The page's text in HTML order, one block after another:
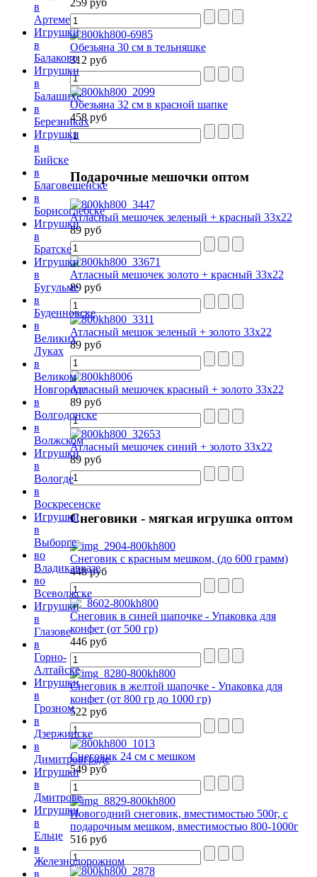
259 руб
Обезьяна 30 см в тельняшке
312 руб
Обезьяна 32 см в красной шапке
458 руб
Подарочныемешочки оптом
Атласный мешочек зеленый + красный 33х22
89 руб
Атласный мешочек золото + красный 33х22
89 руб
Атласный мешок зеленый + золото 33х22
89 руб
Атласный мешочек красный + золото 33х22
89 руб
Атласный мешочек синий + золото 33х22
89 руб
Снеговики- мягкая игрушка оптом
Снеговик с красным мешком, (до 600 грамм)
448 руб
Снеговик в синей шапочке - Упаковка для
конфет (от 500 гр)
446 руб
Снеговик в желтой шапочке - Упаковка для
конфет (от 800 гр до 1000 гр)
522 руб
Снеговик 24 см с мешком
549 руб
Новогодний снеговик, вместимостью 500г, с
подарочным мешком, вместимостью 800-1000г
516 руб
в
Артеме
Игрушки
в
Балаково
Игрушки
в
Балашихе
в
Березниках
Игрушки
в
Бийске
в
Благовещенске
в
Борисоглебске
Игрушки
в
Братске
Игрушки
в
Бугульме
в
Буденновске
в
Великих
Луках
в
Великом
Новгороде
в
Волгодонске
в
Волжском
Игрушки
в
Вологде
в
Воскресенске
Игрушки
в
Выборге
во
Владикавказе
во
Всеволжске
Игрушки
в
Глазове
в
Горно-
Алтайске
Игрушки
в
Грозном
в
Дзержинске
в
Димитровграде
Игрушки
в
Дмитрове
Игрушки
в
Ельце
в
Железнодорожном
в